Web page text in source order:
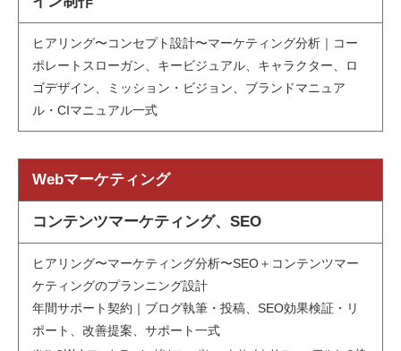
ヒアリング〜コンセプト設計〜マーケティング分析｜コー
ポレートスローガン、キービジュアル、キャラクター、ロ
ゴデザイン、ミッション・ビジョン、ブランドマニュア
ル・CIマニュアル一式
Webマーケティング
コンテンツマーケティング、SEO
ヒアリング〜マーケティング分析〜SEO＋コンテンツマー
ケティングのプランニング設計
年間サポート契約｜ブログ執筆・投稿、SEO効果検証・リ
ポート、改善提案、サポート一式